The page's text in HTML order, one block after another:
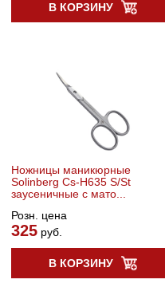
В КОРЗИНУ
Ножницы маникюрные
Solinberg Cs-H635 S/St
заусеничные с мато...
Розн. цена
325руб.
В КОРЗИНУ